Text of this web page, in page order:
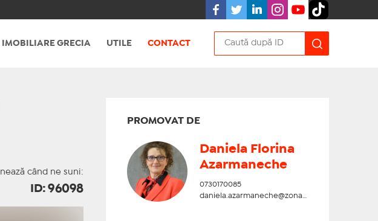
IMOBILIARE GRECIA UTILE CONTACT
când ne suni:
ID: 96098
PROMOVAT DE
Daniela Florina
Azarmaneche
0730170085